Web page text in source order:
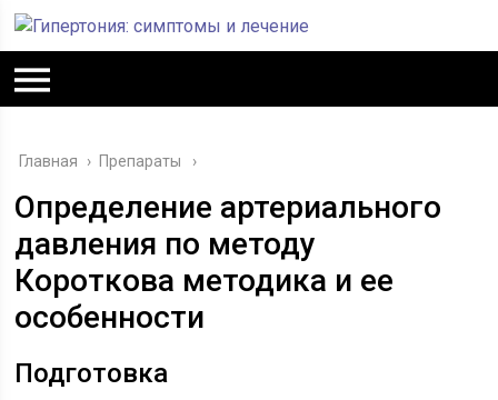
Главная › Препараты
Определение артериального
давления по методу
Короткова методика и ее
особенности
Подготовка